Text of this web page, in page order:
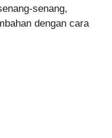
senang,
dengan cara